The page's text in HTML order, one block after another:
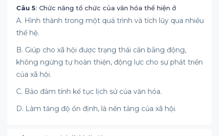
Câu 5: Chức năng tổ chức của văn hóa thể hiện ở
A. Hình thành trong một quá trình và tích lũy qua nhiều
thế hệ.
B. Giúp cho xã hội được trạng thái cân bằng động,
không ngừng tự hoàn thiện, động lực cho sự phát triển
của xã hội.
C. Bảo đảm tính kế tục lịch sử của văn hóa.
D. Làm tăng độ ổn định, là nền tảng của xã hội.